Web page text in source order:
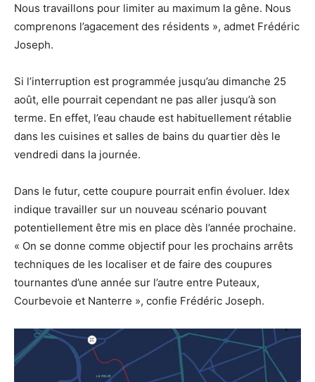
Nous travaillons pour limiter au maximum la gêne. Nous
comprenons l’agacement des résidents », admet Frédéric
Joseph.
Si l’interruption est programmée jusqu’au dimanche 25
août, elle pourrait cependant ne pas aller jusqu’à son
terme. En effet, l’eau chaude est habituellement rétablie
dans les cuisines et salles de bains du quartier dès le
vendredi dans la journée.
Dans le futur, cette coupure pourrait enfin évoluer. Idex
indique travailler sur un nouveau scénario pouvant
potentiellement être mis en place dès l’année prochaine.
« On se donne comme objectif pour les prochains arrêts
techniques de les localiser et de faire des coupures
tournantes d’une année sur l’autre entre Puteaux,
Courbevoie et Nanterre », confie Frédéric Joseph.